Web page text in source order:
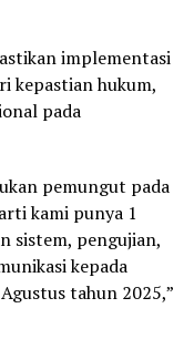
implementasi
kepastian hukum,
pada
pemungut pada
kami punya 1
sistem, pengujian,
kepada
tahun 2025,”